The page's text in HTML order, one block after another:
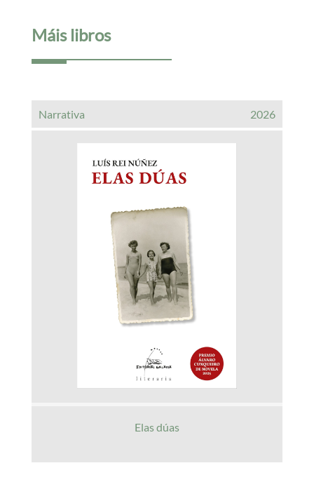
Máis libros
Narrativa 2026
Elas dúas